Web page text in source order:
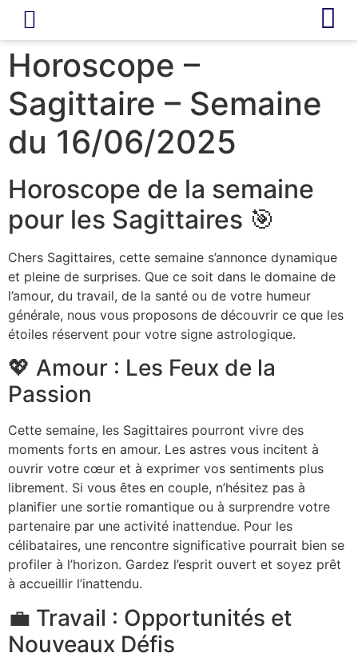
Horoscope –
Sagittaire – Semaine
du 16/06/2025
Horoscope de la semaine
pour les Sagittaires 🎯
Chers Sagittaires, cette semaine s’annonce dynamique
et pleine de surprises. Que ce soit dans le domaine de
l’amour, du travail, de la santé ou de votre humeur
générale, nous vous proposons de découvrir ce que les
étoiles réservent pour votre signe astrologique.
💖 Amour : Les Feux de la
Passion
Cette semaine, les Sagittaires pourront vivre des
moments forts en amour. Les astres vous incitent à
ouvrir votre cœur et à exprimer vos sentiments plus
librement. Si vous êtes en couple, n’hésitez pas à
planifier une sortie romantique ou à surprendre votre
partenaire par une activité inattendue. Pour les
célibataires, une rencontre significative pourrait bien se
profiler à l’horizon. Gardez l’esprit ouvert et soyez prêt
à accueillir l’inattendu.
💼 Travail : Opportunités et
Nouveaux Défis